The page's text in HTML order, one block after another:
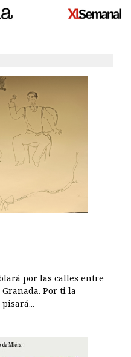
por las calles entre
Por ti la